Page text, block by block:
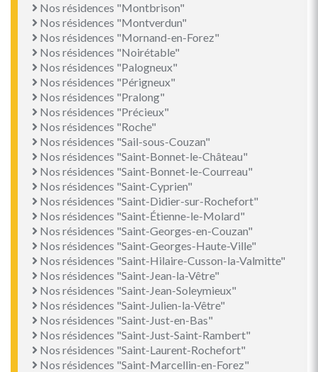
Nos résidences "Montbrison"
Nos résidences "Montverdun"
Nos résidences "Mornand-en-Forez"
Nos résidences "Noirétable"
Nos résidences "Palogneux"
Nos résidences "Périgneux"
Nos résidences "Pralong"
Nos résidences "Précieux"
Nos résidences "Roche"
Nos résidences "Sail-sous-Couzan"
Nos résidences "Saint-Bonnet-le-Château"
Nos résidences "Saint-Bonnet-le-Courreau"
Nos résidences "Saint-Cyprien"
Nos résidences "Saint-Didier-sur-Rochefort"
Nos résidences "Saint-Étienne-le-Molard"
Nos résidences "Saint-Georges-en-Couzan"
Nos résidences "Saint-Georges-Haute-Ville"
Nos résidences "Saint-Hilaire-Cusson-la-Valmitte"
Nos résidences "Saint-Jean-la-Vêtre"
Nos résidences "Saint-Jean-Soleymieux"
Nos résidences "Saint-Julien-la-Vêtre"
Nos résidences "Saint-Just-en-Bas"
Nos résidences "Saint-Just-Saint-Rambert"
Nos résidences "Saint-Laurent-Rochefort"
Nos résidences "Saint-Marcellin-en-Forez"